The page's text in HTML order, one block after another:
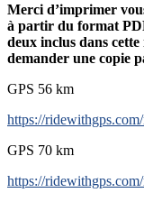
Merci d’imprimer
à partir du format
deux inclus dans
demander une copie
GPS 56 km
https://
GPS 70 km
https://